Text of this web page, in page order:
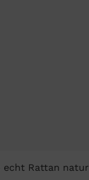
echt Rattan natur